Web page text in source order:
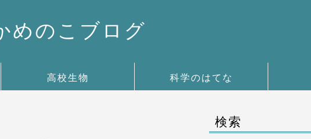
めのこブログ
高校生物 科学のはてな
検索